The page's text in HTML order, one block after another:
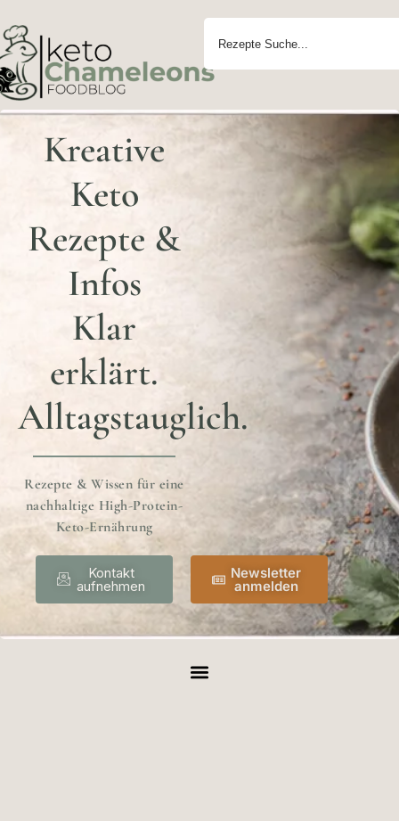
Kreative
Keto
Rezepte &
Infos
Klar
erklärt.
Alltagstauglich.
Rezepte & Wissen für eine
nachhaltige High-Protein-
Keto-Ernährung
Kontakt
aufnehmen
Newsletter
anmelden